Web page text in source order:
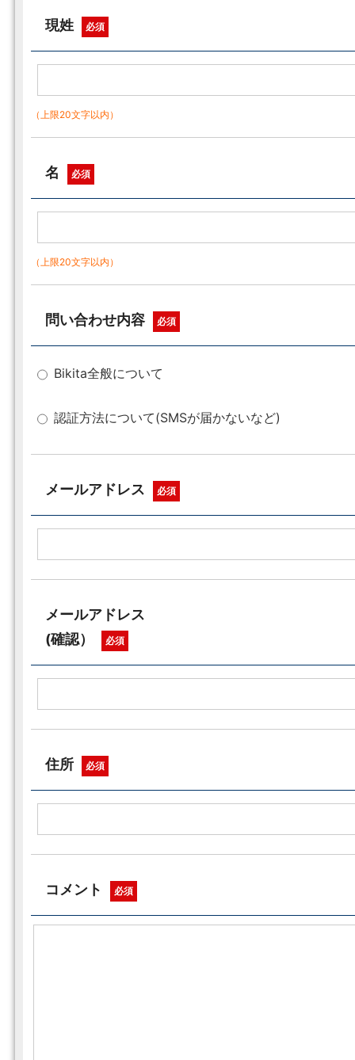
現姓 必須
（上限20文字以内）
名 必須
（上限20文字以内）
問い合わせ内容 必須
Bikita全般について
認証方法について(SMSが届かないなど)
メールアドレス 必須
メールアドレス
(確認）
必須
住所 必須
コメント 必須